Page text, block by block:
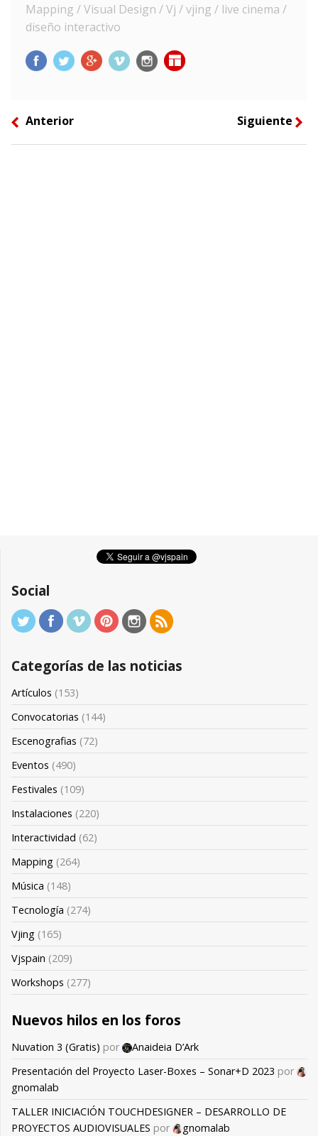
Mapping / Visual Design / Vj / vjing / live cinema /
diseño interactivo
left Anterior Siguiente right
Social
Categorías de las noticias
Artículos (153)
Convocatorias (144)
Escenografias (72)
Eventos (490)
Festivales (109)
Instalaciones (220)
Interactividad (62)
Mapping (264)
Música (148)
Tecnología (274)
Vjing (165)
Vjspain (209)
Workshops (277)
Nuevos hilos en los foros
Nuvation 3 (Gratis) por
Anaideia D’Ark
Presentación del Proyecto Laser-Boxes – Sonar+D 2023 por
gnomalab
TALLER INICIACIÓN TOUCHDESIGNER – DESARROLLO DE
PROYECTOS AUDIOVISUALES por
gnomalab